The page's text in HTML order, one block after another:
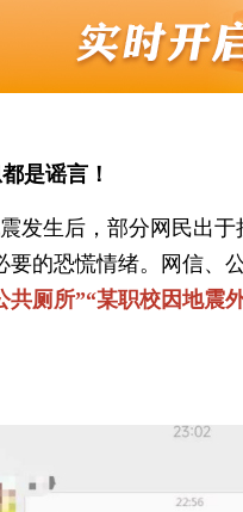
是谣言！
发生后，部分网民出
要的恐慌情绪。网信、
共厕所”“某职校因地震